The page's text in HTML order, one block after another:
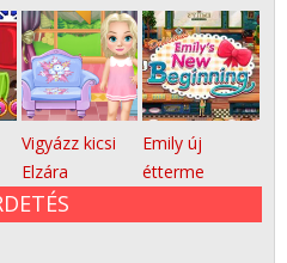
Vigyázz kicsi
Elzára
Emily új
étterme